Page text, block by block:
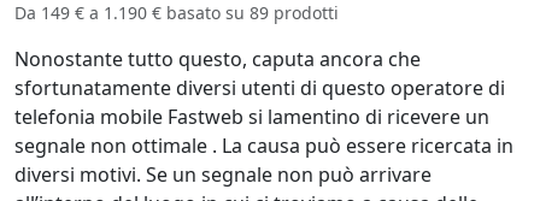
Da 149 € a 1.190 € basato su 89 prodotti
Nonostante tutto questo, caputa ancora che
sfortunatamente diversi utenti di questo operatore di
telefonia mobile Fastweb si lamentino di ricevere un
segnale non ottimale . La causa può essere ricercata in
diversi motivi. Se un segnale non può arrivare